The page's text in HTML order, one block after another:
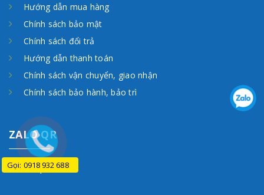
Hướng dẫn mua hàng
Chính sách bảo mật
Chính sách đổi trả
Hướng dẫn thanh toán
Chính sách vận chuyển, giao nhận
Chính sách bảo hành, bảo trì
ZALO QR
Gọi: 0918 932 688